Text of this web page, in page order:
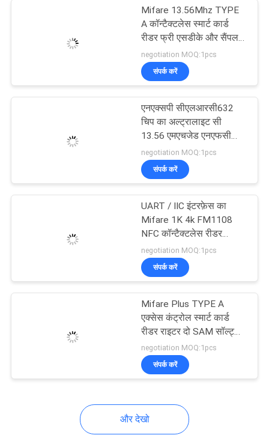
आईसी कार्ड रीडर लेखक
आरएफआईडी कार्ड
चुंबकीय कार्ड डिस्पेंसर
स्मार्ट कार्ड डिस्पेंसर
Mifare 13.56Mhz TYPE
A कॉन्टैक्टलेस स्मार्ट कार्ड
रीडर फ्री एसडीके और सैंपल
कोड CR5011AU के साथ
negotiation MOQ:1pcs
संपर्क करें
एनएक्सपी सीएलआरसी632
चिप का अल्ट्रालाइट सी
13.56 एमएचजेड एनएफसी
संपर्क रहित स्मार्ट कार्ड रीडर
negotiation MOQ:1pcs
संपर्क करें
UART / IIC इंटरफ़ेस का
Mifare 1K 4k FM1108
NFC कॉन्टैक्टलेस रीडर
मॉड्यूल
negotiation MOQ:1pcs
संपर्क करें
Mifare Plus TYPE A
एक्सेस कंट्रोल स्मार्ट कार्ड
रीडर राइटर दो SAM सॉल्ट्स
के साथ
negotiation MOQ:1pcs
संपर्क करें
और देखो